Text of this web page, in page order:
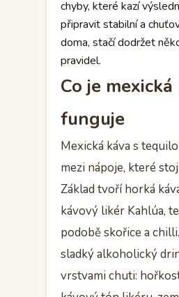
chyby, které kazí
připravit stabilní a
doma, stačí dodržet
pravidel.
Co je
funguje
Mexická káva s
mezi nápoje, které
Základ tvoří horká
kávový likér Kahlúa,
podobě skořice a
sladký alkoholický
vrstvami chuti: